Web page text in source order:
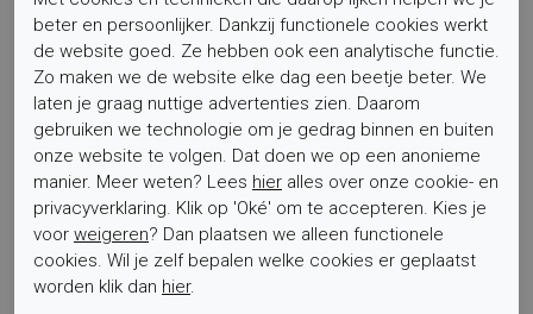
stabiele houding, terwijl de rubber zool dempt en grip houdt
op verschillende ondergronden.
Op zoek naar inspiratie en meer modellen van dit merk?
Bekijk de volledige collectie op de merkpagina van
Shoesme . Ouders kiezen dit model vaak wanneer zij zoeken
naar klittenband boots jongens, donkerblauwe
kinderschoenen, Shoesme jongensschoenen, nubuck boots
met leren voering, uitneembaar voetbed kinderschoenen en
kindvriendelijke school schoenen met grip.
beter en persoonlijker. Dankzij functionele cookies werkt
de website goed. Ze hebben ook een analytische functie.
Zo maken we de website elke dag een beetje beter. We
laten je graag nuttige advertenties zien. Daarom
gebruiken we technologie om je gedrag binnen en buiten
onze website te volgen. Dat doen we op een anonieme
manier. Meer weten? Lees hier alles over onze cookie- en
privacyverklaring. Klik op 'Oké' om te accepteren. Kies je
voor weigeren? Dan plaatsen we alleen functionele
cookies. Wil je zelf bepalen welke cookies er geplaatst
worden klik dan hier.